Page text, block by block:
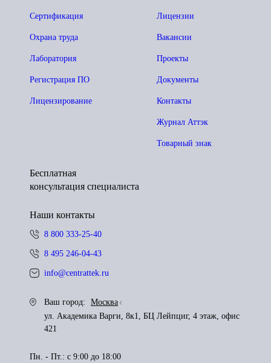
Лицензии
Вакансии
Проекты
Документы
Контакты
Журнал Аттэк
Товарный знак
Сертификация
Охрана труда
Лаборатория
Регистрация ПО
Лицензирование
Бесплатная
консультация специалиста
Наши контакты
8 800 333-25-40
8 495 246-04-43
info@centrattek.ru
Ваш город:
Москва
ул. Академика Варги, 8к1, БЦ Лейпциг, 4 этаж, офис
421
Пн. - Пт.: с 9:00 до 18:00